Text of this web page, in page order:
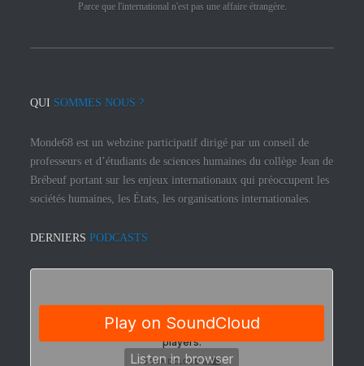
Parce que l'international n'est pas une affaire étrangère.
QUI SOMMES NOUS ?
Monde68 est un webzine participatif dirigé par un conseil de
professeurs et d’étudiants de sciences humaines du collège Jean de
Brébeuf portant sur les enjeux internationaux qui préoccupent les
sociétés humaines, les États, les organisations internationales.
DERNIERS PODCASTS